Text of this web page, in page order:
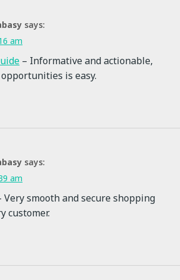
says:
am
– Informative and actionable,
is easy.
says:
am
Very smooth and secure shopping
customer.